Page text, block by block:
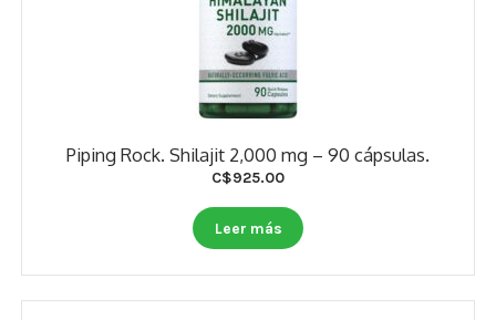
Piping Rock. Shilajit 2,000 mg – 90 cápsulas.
C$925.00
Leer más